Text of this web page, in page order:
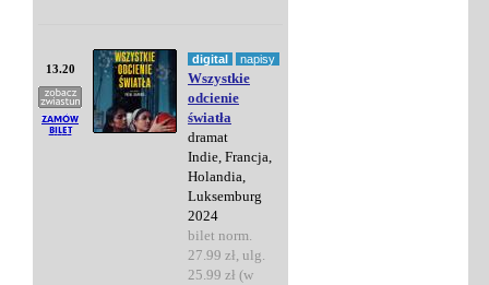
13.20
digital napisy
Wszystkie
odcienie
światła
dramat
Indie, Francja,
Holandia,
Luksemburg
2024
bilet norm.
27.99 zł, ulg.
25.99 zł (w